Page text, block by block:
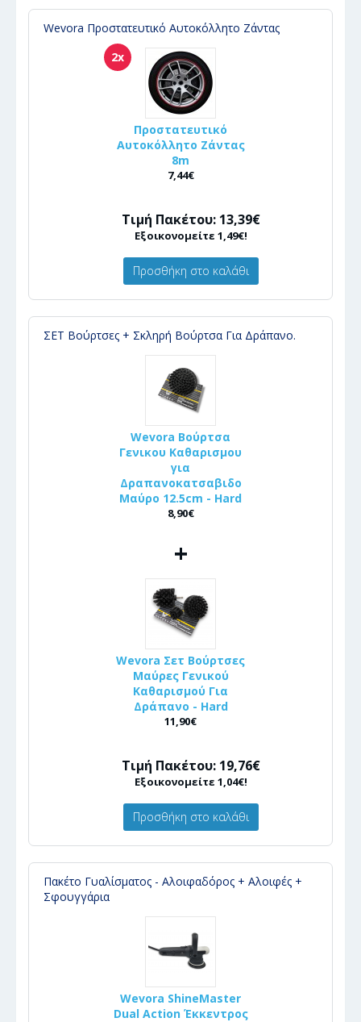
Wevora Προστατευτικό Αυτοκόλλητο Ζάντας
2x
Προστατευτικό
Αυτοκόλλητο Ζάντας
8m
7,44€
Τιμή Πακέτου: 13,39€
Εξοικονομείτε 1,49€!
Προσθήκη στο καλάθι
ΣΕΤ Βούρτσες + Σκληρή Βούρτσα Για Δράπανο.
Wevora Βούρτσα
Γενικου Καθαρισμου
για
Δραπανοκατσαβιδο
Μαύρο 12.5cm - Hard
8,90€
+
Wevora Σετ Βούρτσες
Μαύρες Γενικού
Καθαρισμού Για
Δράπανο - Hard
11,90€
Τιμή Πακέτου: 19,76€
Εξοικονομείτε 1,04€!
Προσθήκη στο καλάθι
Πακέτο Γυαλίσματος - Αλοιφαδόρος + Αλοιφές +
Σφουγγάρια
Wevora ShineMaster
Dual Action Έκκεντρος